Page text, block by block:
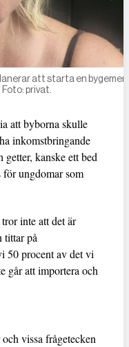
att starta en
privat.
att byborna skulle
inkomstbringande
kanske ett bed
för ungdomar som
inte att det är
tittar på
50 procent av det vi
går att importera och
vissa frågetecken